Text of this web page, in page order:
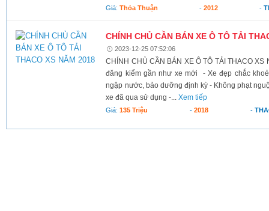
Giá:Thỏa Thuận -2012 -
CHÍNH CHỦ CẦN BÁN XE Ô TÔ TẢI
2023-12-25 07:52:06
CHÍNH CHỦ CẦN BÁN XE Ô TÔ TẢI THACO
đăng kiểm gần như xe mới - Xe đẹp chắc
ngập nước, bảo dưỡng định kỳ - Không phạt
xe đã qua sử dụng -...Xem tiếp
Giá:135 Triệu -2018 -